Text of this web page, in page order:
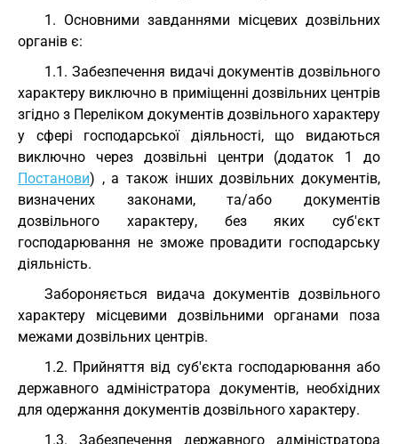
1. Основними завданнями місцевих дозвільних
органів є:
1.1. Забезпечення видачі документів дозвільного
характеру виключно в приміщенні дозвільних центрів
згідно з Переліком документів дозвільного характеру
у сфері господарської діяльності, що видаються
виключно через дозвільні центри (додаток 1 до
Постанови) , а також інших дозвільних документів,
визначених законами, та/або документів
дозвільного характеру, без яких суб'єкт
господарювання не зможе провадити господарську
діяльність.
Забороняється видача документів дозвільного
характеру місцевими дозвільними органами поза
межами дозвільних центрів.
1.2. Прийняття від суб'єкта господарювання або
державного адміністратора документів, необхідних
для одержання документів дозвільного характеру.
1.3. Забезпечення державного адміністратора